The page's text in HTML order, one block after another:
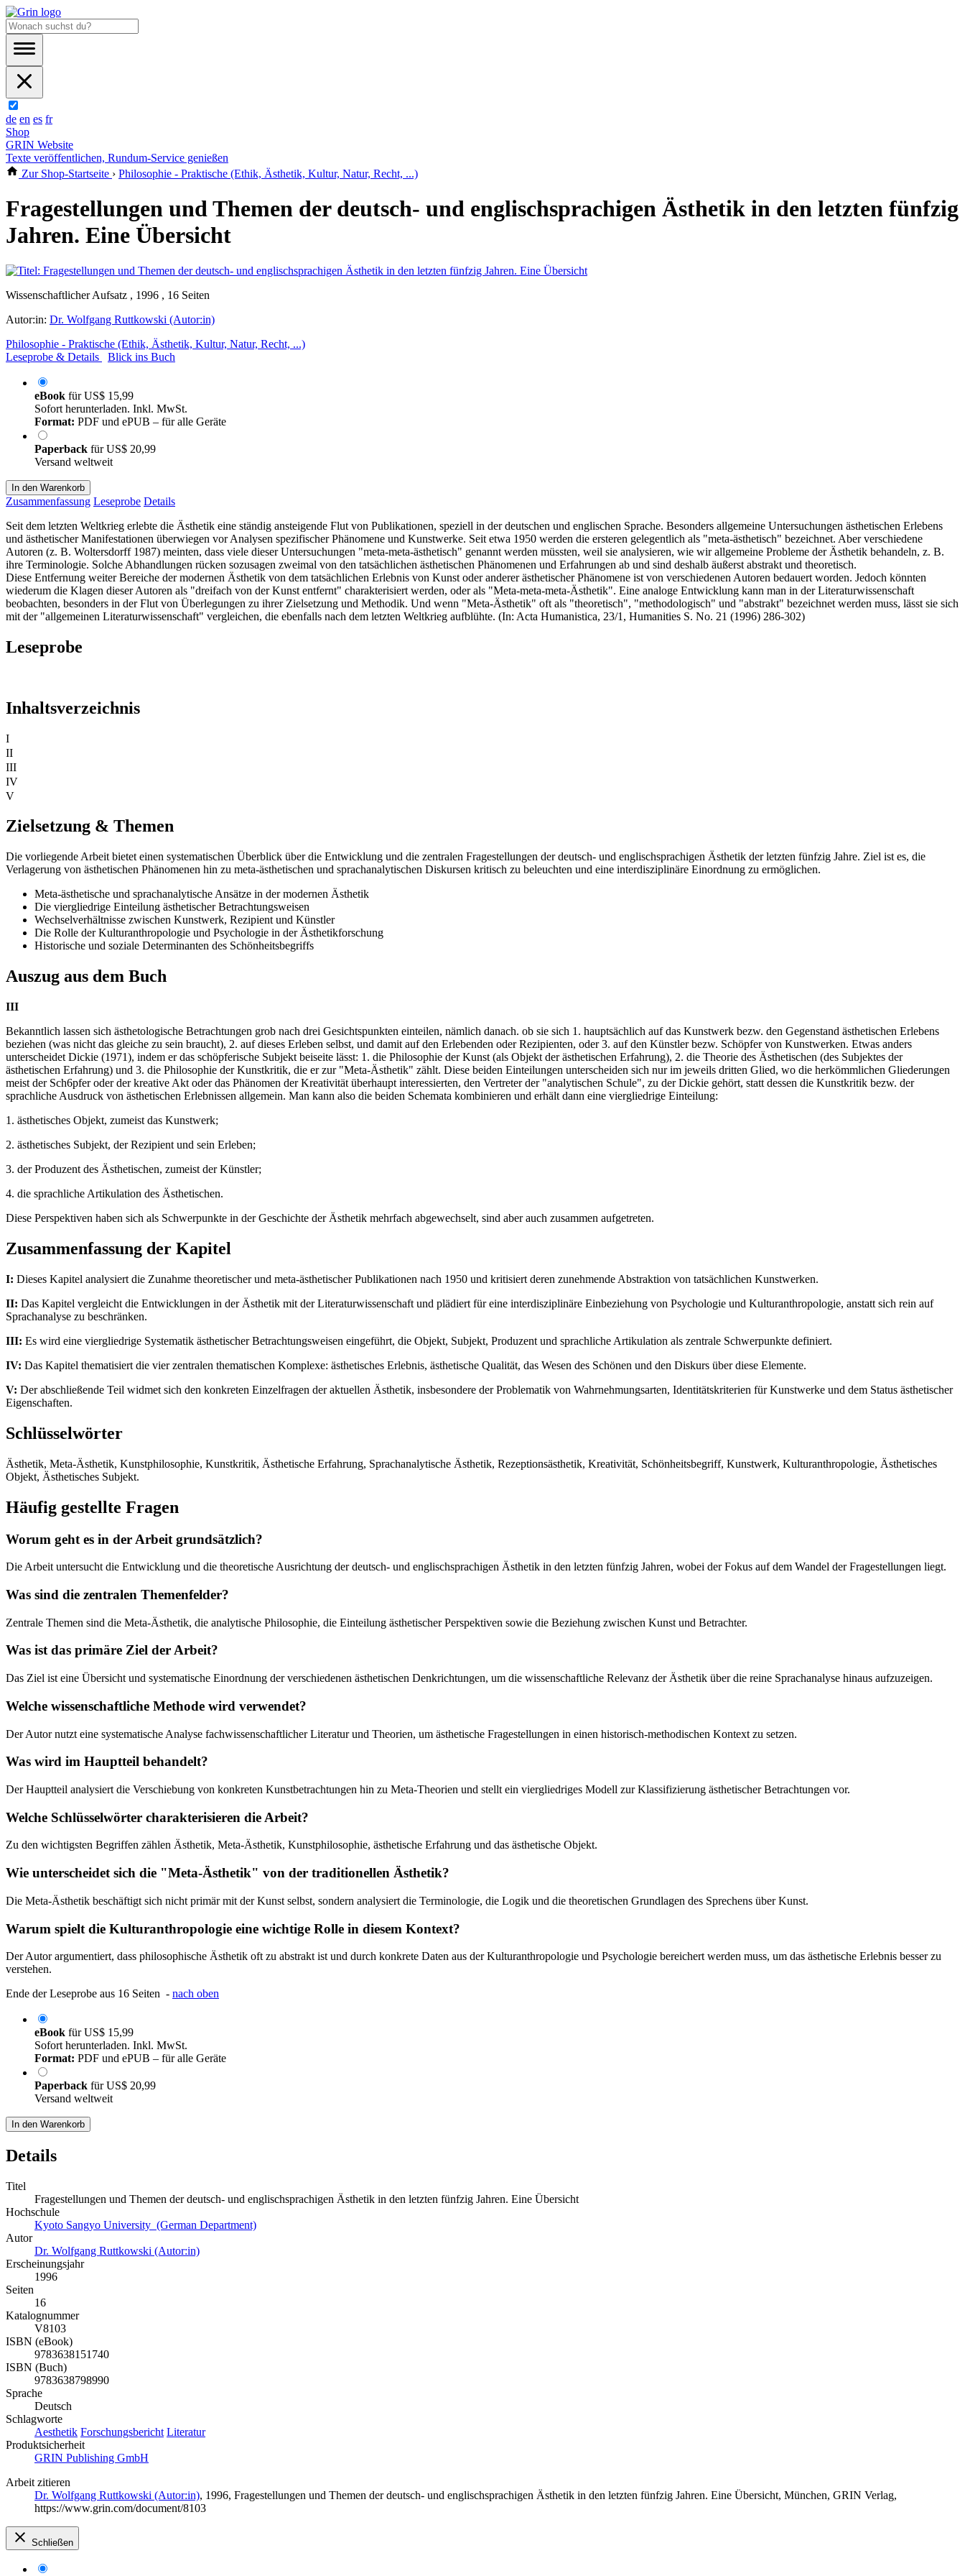
de en es fr
Shop
GRIN Website
Texte veröffentlichen, Rundum-Service genießen
Zur Shop-Startseite › Philosophie - Praktische (Ethik, Ästhetik, Kultur, Natur, Recht, ...)
Fragestellungen und Themen der deutsch- und englischsprachigen Ästhetik in den letzten fünfzig
Jahren. Eine Übersicht
Wissenschaftlicher Aufsatz , 1996 , 16 Seiten
Autor:in: Dr. Wolfgang Ruttkowski (Autor:in)
Philosophie - Praktische (Ethik, Ästhetik, Kultur, Natur, Recht, ...)
Leseprobe & Details
Blick ins Buch
eBook fürUS$ 15,99
Sofort herunterladen. Inkl. MwSt.
Format: PDF und ePUB – für alle Geräte
Paperback fürUS$ 20,99
Versand weltweit
In den Warenkorb
Zusammenfassung Leseprobe Details
Seit dem letzten Weltkrieg erlebte die Ästhetik eine ständig ansteigende Flut von Publikationen, speziell in der deutschen und englischen Sprache. Besonders allgemeine Untersuchungen ästhetischen Erlebens
und ästhetischer Manifestationen überwiegen vor Analysen spezifischer Phänomene und Kunstwerke. Seit etwa 1950 werden die ersteren gelegentlich als "meta-ästhetisch" bezeichnet. Aber verschiedene
Autoren (z. B. Woltersdorff 1987) meinten, dass viele dieser Untersuchungen "meta-meta-ästhetisch" genannt werden müssten, weil sie analysieren, wie wir allgemeine Probleme der Ästhetik behandeln, z. B.
ihre Terminologie. Solche Abhandlungen rücken sozusagen zweimal von den tatsächlichen ästhetischen Phänomenen und Erfahrungen ab und sind deshalb äußerst abstrakt und theoretisch.
Diese Entfernung weiter Bereiche der modernen Ästhetik von dem tatsächlichen Erlebnis von Kunst oder anderer ästhetischer Phänomene ist von verschiedenen Autoren bedauert worden. Jedoch könnten
wiederum die Klagen dieser Autoren als "dreifach von der Kunst entfernt" charakterisiert werden, oder als "Meta-meta-meta-Ästhetik". Eine analoge Entwicklung kann man in der Literaturwissenschaft
beobachten, besonders in der Flut von Überlegungen zu ihrer Zielsetzung und Methodik. Und wenn "Meta-Ästhetik" oft als "theoretisch", "methodologisch" und "abstrakt" bezeichnet werden muss, lässt sie sich
mit der "allgemeinen Literaturwissenschaft" vergleichen, die ebenfalls nach dem letzten Weltkrieg aufblühte. (In: Acta Humanistica, 23/1, Humanities S. No. 21 (1996) 286-302)
Leseprobe
Inhaltsverzeichnis
I
II
III
IV
V
Zielsetzung & Themen
Die vorliegende Arbeit bietet einen systematischen Überblick über die Entwicklung und die zentralen Fragestellungen der deutsch- und englischsprachigen Ästhetik der letzten fünfzig Jahre. Ziel ist es, die
Verlagerung von ästhetischen Phänomenen hin zu meta-ästhetischen und sprachanalytischen Diskursen kritisch zu beleuchten und eine interdisziplinäre Einordnung zu ermöglichen.
Meta-ästhetische und sprachanalytische Ansätze in der modernen Ästhetik
Die viergliedrige Einteilung ästhetischer Betrachtungsweisen
Wechselverhältnisse zwischen Kunstwerk, Rezipient und Künstler
Die Rolle der Kulturanthropologie und Psychologie in der Ästhetikforschung
Historische und soziale Determinanten des Schönheitsbegriffs
Auszug aus dem Buch
III
Bekanntlich lassen sich ästhetologische Betrachtungen grob nach drei Gesichtspunkten einteilen, nämlich danach. ob sie sich 1. hauptsächlich auf das Kunstwerk bezw. den Gegenstand ästhetischen Erlebens
beziehen (was nicht das gleiche zu sein braucht), 2. auf dieses Erleben selbst, und damit auf den Erlebenden oder Rezipienten, oder 3. auf den Künstler bezw. Schöpfer von Kunstwerken. Etwas anders
unterscheidet Dickie (1971), indem er das schöpferische Subjekt beiseite lässt: 1. die Philosophie der Kunst (als Objekt der ästhetischen Erfahrung), 2. die Theorie des Ästhetischen (des Subjektes der
ästhetischen Erfahrung) und 3. die Philosophie der Kunstkritik, die er zur "Meta-Ästhetik" zählt. Diese beiden Einteilungen unterscheiden sich nur im jeweils dritten Glied, wo die herkömmlichen Gliederungen
meist der Sch6pfer oder der kreative Akt oder das Phänomen der Kreativität überhaupt interessierten, den Vertreter der "analytischen Schule", zu der Dickie gehört, statt dessen die Kunstkritik bezw. der
sprachliche Ausdruck von ästhetischen Erlebnissen allgemein. Man kann also die beiden Schemata kombinieren und erhält dann eine viergliedrige Einteilung:
1. ästhetisches Objekt, zumeist das Kunstwerk;
2. ästhetisches Subjekt, der Rezipient und sein Erleben;
3. der Produzent des Ästhetischen, zumeist der Künstler;
4. die sprachliche Artikulation des Ästhetischen.
Diese Perspektiven haben sich als Schwerpunkte in der Geschichte der Ästhetik mehrfach abgewechselt, sind aber auch zusammen aufgetreten.
Zusammenfassung der Kapitel
I: Dieses Kapitel analysiert die Zunahme theoretischer und meta-ästhetischer Publikationen nach 1950 und kritisiert deren zunehmende Abstraktion von tatsächlichen Kunstwerken.
II: Das Kapitel vergleicht die Entwicklungen in der Ästhetik mit der Literaturwissenschaft und plädiert für eine interdisziplinäre Einbeziehung von Psychologie und Kulturanthropologie, anstatt sich rein auf
Sprachanalyse zu beschränken.
III: Es wird eine viergliedrige Systematik ästhetischer Betrachtungsweisen eingeführt, die Objekt, Subjekt, Produzent und sprachliche Artikulation als zentrale Schwerpunkte definiert.
IV: Das Kapitel thematisiert die vier zentralen thematischen Komplexe: ästhetisches Erlebnis, ästhetische Qualität, das Wesen des Schönen und den Diskurs über diese Elemente.
V: Der abschließende Teil widmet sich den konkreten Einzelfragen der aktuellen Ästhetik, insbesondere der Problematik von Wahrnehmungsarten, Identitätskriterien für Kunstwerke und dem Status ästhetischer
Eigenschaften.
Schlüsselwörter
Ästhetik, Meta-Ästhetik, Kunstphilosophie, Kunstkritik, Ästhetische Erfahrung, Sprachanalytische Ästhetik, Rezeptionsästhetik, Kreativität, Schönheitsbegriff, Kunstwerk, Kulturanthropologie, Ästhetisches
Objekt, Ästhetisches Subjekt.
Häufig gestellte Fragen
Worum geht es in der Arbeit grundsätzlich?
Die Arbeit untersucht die Entwicklung und die theoretische Ausrichtung der deutsch- und englischsprachigen Ästhetik in den letzten fünfzig Jahren, wobei der Fokus auf dem Wandel der Fragestellungen liegt.
Was sind die zentralen Themenfelder?
Zentrale Themen sind die Meta-Ästhetik, die analytische Philosophie, die Einteilung ästhetischer Perspektiven sowie die Beziehung zwischen Kunst und Betrachter.
Was ist das primäre Ziel der Arbeit?
Das Ziel ist eine Übersicht und systematische Einordnung der verschiedenen ästhetischen Denkrichtungen, um die wissenschaftliche Relevanz der Ästhetik über die reine Sprachanalyse hinaus aufzuzeigen.
Welche wissenschaftliche Methode wird verwendet?
Der Autor nutzt eine systematische Analyse fachwissenschaftlicher Literatur und Theorien, um ästhetische Fragestellungen in einen historisch-methodischen Kontext zu setzen.
Was wird im Hauptteil behandelt?
Der Hauptteil analysiert die Verschiebung von konkreten Kunstbetrachtungen hin zu Meta-Theorien und stellt ein viergliedriges Modell zur Klassifizierung ästhetischer Betrachtungen vor.
Welche Schlüsselwörter charakterisieren die Arbeit?
Zu den wichtigsten Begriffen zählen Ästhetik, Meta-Ästhetik, Kunstphilosophie, ästhetische Erfahrung und das ästhetische Objekt.
Wie unterscheidet sich die "Meta-Ästhetik" von der traditionellen Ästhetik?
Die Meta-Ästhetik beschäftigt sich nicht primär mit der Kunst selbst, sondern analysiert die Terminologie, die Logik und die theoretischen Grundlagen des Sprechens über Kunst.
Warum spielt die Kulturanthropologie eine wichtige Rolle in diesem Kontext?
Der Autor argumentiert, dass philosophische Ästhetik oft zu abstrakt ist und durch konkrete Daten aus der Kulturanthropologie und Psychologie bereichert werden muss, um das ästhetische Erlebnis besser zu
verstehen.
Ende der Leseprobe aus 16 Seiten - nach oben
eBook fürUS$ 15,99
Sofort herunterladen. Inkl. MwSt.
Format: PDF und ePUB – für alle Geräte
Paperback fürUS$ 20,99
Versand weltweit
In den Warenkorb
Details
Titel
Fragestellungen und Themen der deutsch- und englischsprachigen Ästhetik in den letzten fünfzig Jahren. Eine Übersicht
Hochschule
Kyoto Sangyo University (German Department)
Autor
Dr. Wolfgang Ruttkowski (Autor:in)
Erscheinungsjahr
1996
Seiten
16
Katalognummer
V8103
ISBN (eBook)
9783638151740
ISBN (Buch)
9783638798990
Sprache
Deutsch
Schlagworte
Aesthetik Forschungsbericht Literatur
Produktsicherheit
GRIN Publishing GmbH
Arbeit zitieren
Dr. Wolfgang Ruttkowski (Autor:in), 1996, Fragestellungen und Themen der deutsch- und englischsprachigen Ästhetik in den letzten fünfzig Jahren. Eine Übersicht, München, GRIN Verlag,
https://www.grin.com/document/8103
Schließen